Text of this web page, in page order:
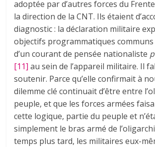
adoptée par d’autres forces du
la direction de la CNT. Ils étaient
diagnostic : la déclaration militaire
objectifs programmatiques communs
d’un courant de pensée nationaliste
[11] au sein de l’appareil militaire. Il
soutenir. Parce qu’elle confirmait à
dilemme clé continuait d’être entre
peuple, et que les forces armées
cette logique, partie du peuple et
simplement le bras armé de
temps plus tard, les militaires eux-